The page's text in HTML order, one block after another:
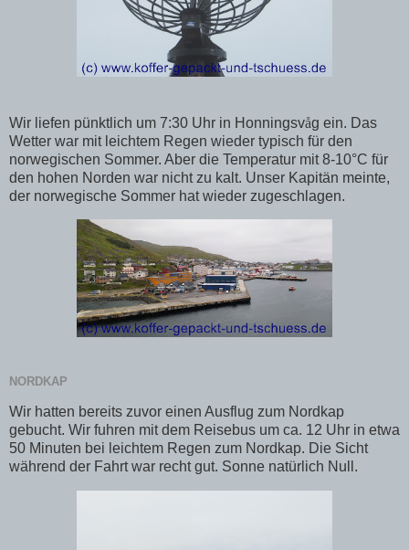
Wir liefen pünktlich um 7:30 Uhr in Honningsvåg ein. Das
Wetter war mit leichtem Regen wieder typisch für den
norwegischen Sommer. Aber die Temperatur mit 8-10°C für
den hohen Norden war nicht zu kalt. Unser Kapitän meinte,
der norwegische Sommer hat wieder zugeschlagen.
NORDKAP
Wir hatten bereits zuvor einen Ausflug zum Nordkap
gebucht. Wir fuhren mit dem Reisebus um ca. 12 Uhr in etwa
50 Minuten bei leichtem Regen zum Nordkap. Die Sicht
während der Fahrt war recht gut. Sonne natürlich Null.